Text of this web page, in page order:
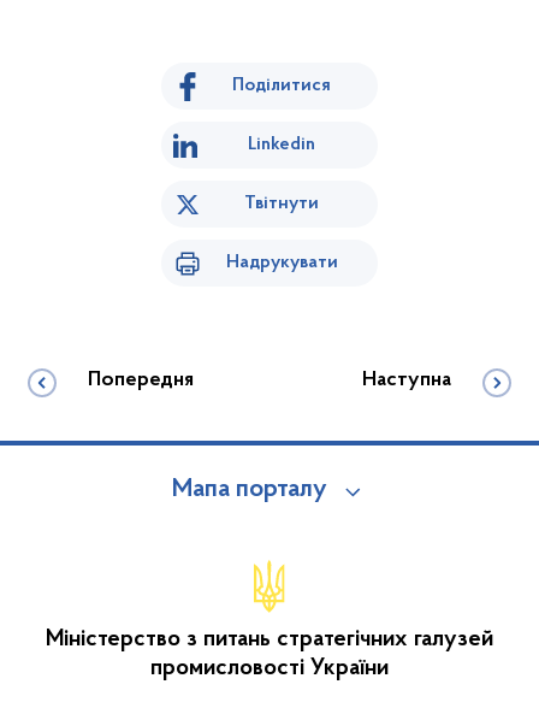
Поділитися
Linkedin
Твітнути
Надрукувати
Попередня Наступна
Мапа порталу
Міністерство з питань стратегічних галузей
промисловості України